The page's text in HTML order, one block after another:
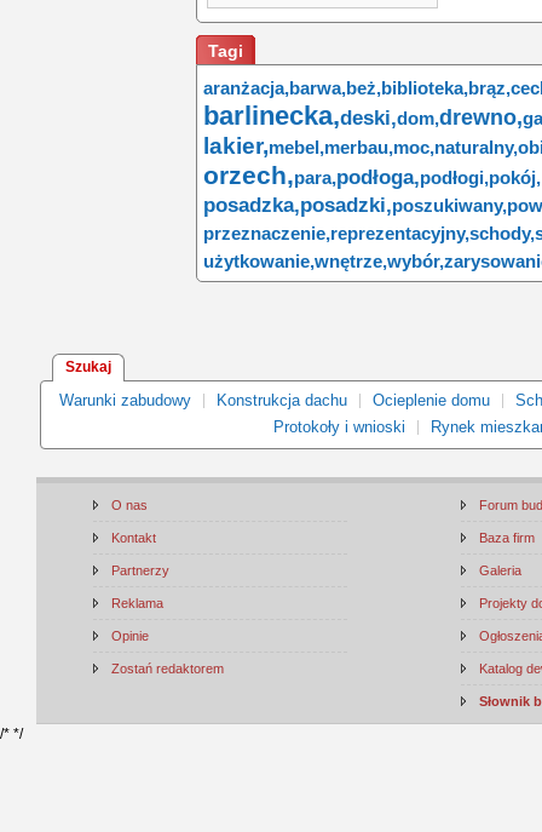
Tagi
aranżacja,barwa,beż,biblioteka,brąz,
barlinecka,deski,dom,drewno,
lakier,mebel,merbau,moc,naturalny,
orzech,para,podłoga,podłogi,pokój,
posadzka,posadzki,poszukiwany,
przeznaczenie,reprezentacyjny,schody,
użytkowanie,wnętrze,wybór,
Szukaj
Warunki zabudowy Konstrukcja dachu Ocieplenie domu
Protokoły i wnioski
Rynek
O nas
Kontakt
Partnerzy
Reklama
Opinie
Zostań redaktorem
Forum
Baza firm
Galeria
Projekty
Katalog
Słownik
/* */